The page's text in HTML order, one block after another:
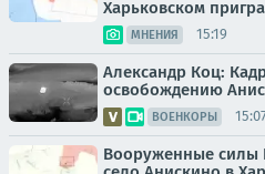
Харьковском
МНЕНИЯ 15:19
Александр Коц:
освобождению
ВОЕНКОРЫ
Вооруженные силы